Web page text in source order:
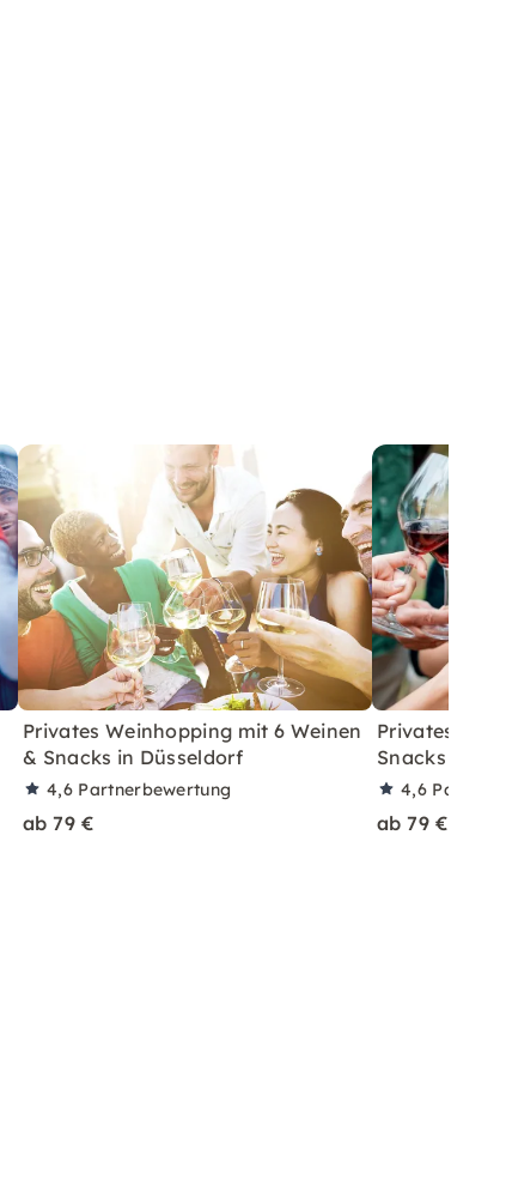
Privates Weinhopping mit 6 Weinen
& Snacks in Düsseldorf
4,6 Partnerbewertung
ab 79 €
Privates
Snacks in
4,6
ab 79 €